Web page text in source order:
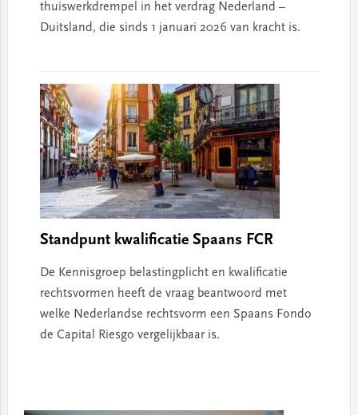
thuiswerkdrempel in het verdrag Nederland –
Duitsland, die sinds 1 januari 2026 van kracht is.
Standpunt kwalificatie Spaans FCR
De Kennisgroep belastingplicht en kwalificatie
rechtsvormen heeft de vraag beantwoord met
welke Nederlandse rechtsvorm een Spaans Fondo
de Capital Riesgo vergelijkbaar is.